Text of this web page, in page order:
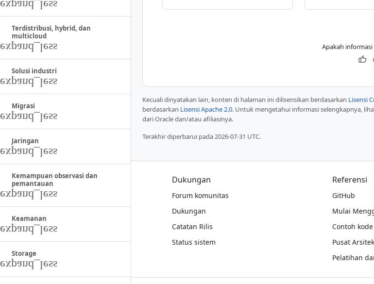
Terdistribusi, hybrid, dan
multicloud
Solusi industri
Migrasi
Jaringan
Kemampuan observasi dan
pemantauan
Keamanan
Storage
Apakah
Kecuali dinyatakan lain, konten di halaman ini dilisensikan berdasarkan Lisensi
berdasarkan Lisensi Apache 2.0. Untuk mengetahui informasi selengkapnya,
dari Oracle dan/atau afiliasinya.
Terakhir diperbarui pada 2026-07-31 UTC.
Produk dan harga
Lihat semua produk
Google Cloud Marketplace
Hubungi bagian penjualan
Dukungan
Forum komunitas
Dukungan
Catatan Rilis
Status sistem
Referensi
GitHub
Mulai
Contoh kode
Pusat
Pelatihan